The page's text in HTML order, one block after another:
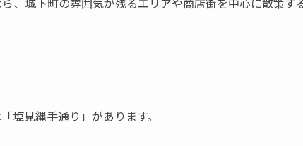
塩見縄手通り」があります。